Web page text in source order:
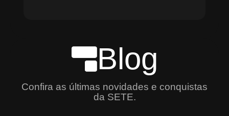
Blog
Confira as últimas novidades e conquistas
da SETE.